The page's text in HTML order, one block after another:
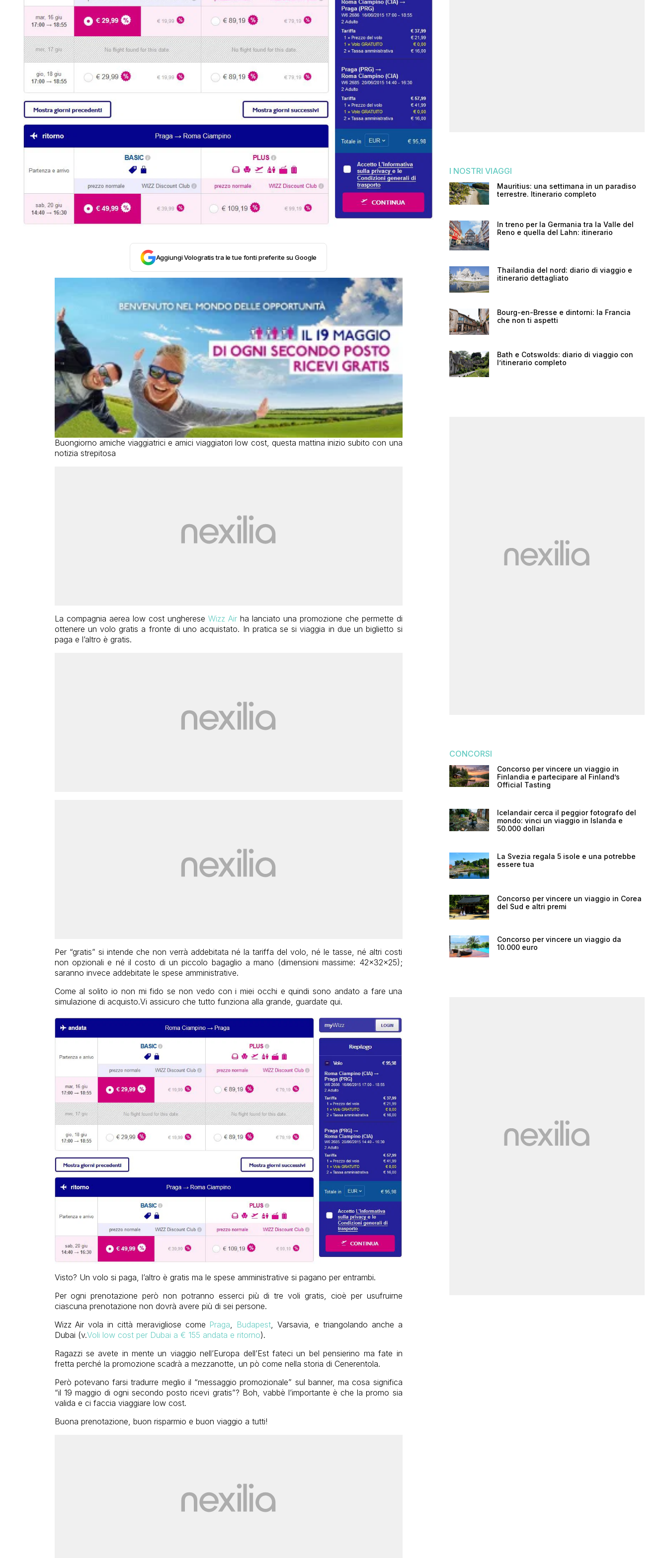
Aggiungi Vologratis tra le tue fonti preferite su Google
Buongiorno amiche viaggiatrici e amici viaggiatori low cost, questa mattina inizio subito con una
notizia strepitosa
La compagnia aerea low cost ungherese Wizz Airha lanciato una promozione che permette di
ottenere un volo gratis a fronte di uno acquistato. In pratica se si viaggia in due un biglietto si
paga e l’altro è gratis.
Per “gratis” si intende che non verrà addebitata né la tariffa del volo, né le tasse, né altri costi
non opzionali e né il costo di un piccolo bagaglio a mano (dimensioni massime: 42x32x25);
saranno invece addebitate le spese amministrative.
Come al solito io non mi fido se non vedo con i miei occhi e quindi sono andato a fare una
simulazione di acquisto.Vi assicuro che tutto funziona alla grande, guardate qui.
Visto? Un volo si paga, l’altro è gratis ma le spese amministrative si pagano per entrambi.
Per ogni prenotazione però non potranno esserci più di tre voli gratis, cioè per usufruirne
ciascuna prenotazione non dovrà avere più di sei persone.
Wizz Air vola in città meravigliose come Praga, Budapest, Varsavia, e triangolando anche a
Dubai (v.Voli low cost per Dubai a € 155 andata e ritorno).
Ragazzi se avete in mente un viaggio nell’Europa dell’Est fateci un bel pensierino ma fate in
fretta perché la promozione scadrà a mezzanotte, un pò come nella storia di Cenerentola.
Però potevano farsi tradurre meglio il “messaggio promozionale” sul banner, ma cosa significa
“il 19 maggio di ogni secondo posto ricevi gratis”? Boh, vabbè l’importante è che la promo sia
valida e ci faccia viaggiare low cost.
Buona prenotazione, buon risparmio e buon viaggio a tutti!
I NOSTRI VIAGGI
Mauritius: una settimana in un paradiso
terrestre. Itinerario completo
In treno per la Germania tra la Valle del
Reno e quella del Lahn: itinerario
Thailandia del nord: diario di viaggio e
itinerario dettagliato
Bourg-en-Bresse e dintorni: la Francia
che non ti aspetti
Bath e Cotswolds: diario di viaggio con
l’itinerario completo
CONCORSI
Concorso per vincere un viaggio in
Finlandia e partecipare al Finland’s
Official Tasting
Icelandair cerca il peggior fotografo del
mondo: vinci un viaggio in Islanda e
50.000 dollari
La Svezia regala 5 isole e una potrebbe
essere tua
Concorso per vincere un viaggio in Corea
del Sud e altri premi
Concorso per vincere un viaggio da
10.000 euro